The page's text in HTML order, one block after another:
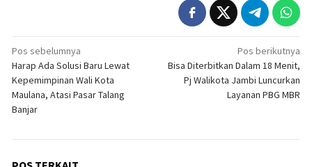
Navigasi
pos
Pos sebelumnya
Harap Ada Solusi Baru Lewat
Kepemimpinan Wali Kota
Maulana, Atasi Pasar Talang
Banjar
Pos berikutnya
Bisa Diterbitkan Dalam 18 Menit,
Pj Walikota Jambi Luncurkan
Layanan PBG MBR